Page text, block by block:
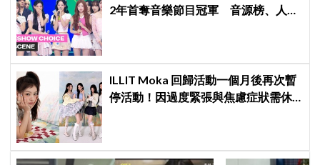
2年首奪音樂節目冠軍 音源榜、人氣
ILLIT Moka 回歸活動一個月後再次暫
停活動！因過度緊張與焦慮症狀需休